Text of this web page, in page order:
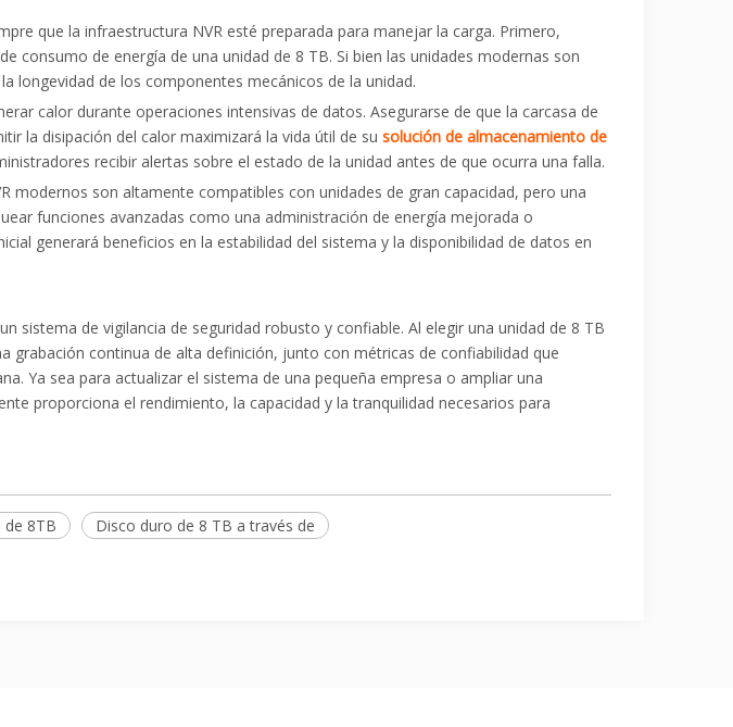
que la infraestructura NVR esté preparada para manejar la carga. Primero,
consumo de energía de una unidad de 8 TB. Si bien las unidades modernas son
longevidad de los componentes mecánicos de la unidad.
calor durante operaciones intensivas de datos. Asegurarse de que la carcasa de
la disipación del calor maximizará la vida útil de su solución de almacenamiento de
recibir alertas sobre el estado de la unidad antes de que ocurra una falla.
modernos son altamente compatibles con unidades de gran capacidad, pero una
funciones avanzadas como una administración de energía mejorada o
generará beneficios en la estabilidad del sistema y la disponibilidad de datos en
sistema de vigilancia de seguridad robusto y confiable. Al elegir una unidad de 8 TB
grabación continua de alta definición, junto con métricas de confiabilidad que
Ya sea para actualizar el sistema de una pequeña empresa o ampliar una
proporciona el rendimiento, la capacidad y la tranquilidad necesarios para
de 8TB
Disco duro de 8 TB a través de